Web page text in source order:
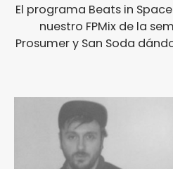
El programa Beats in
nuestro FPMix de la
Prosumer y San Soda